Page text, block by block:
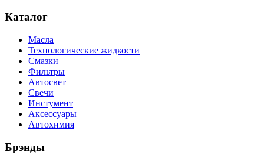
Каталог
Масла
Технологические жидкости
Смазки
Фильтры
Автосвет
Свечи
Инстумент
Аксессуары
Автохимия
Брэнды